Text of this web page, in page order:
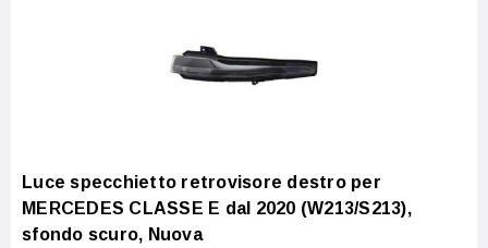
Luce specchietto retrovisore destro per
MERCEDES CLASSE E dal 2020 (W213/S213),
sfondo scuro, Nuova